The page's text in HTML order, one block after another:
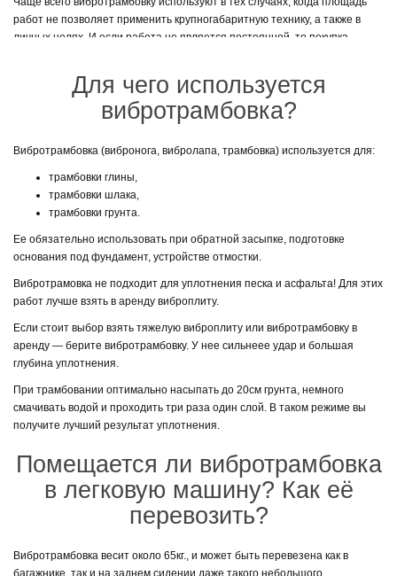
работ не позволяет применить крупногабаритную технику, а также в
личных целях. И если работа не является постоянной, то покупка
При выборе вибротрамбовки важно понять, что все агрегаты условно
идеально подойдут для сыпучих насыпей и грунтов;
с большой частой вибрирования и маленькой амплитудой
действия — выбираются при работе с грунтовыми смесями и
Арендуя технику, вы должны точно понимать, с какими насыпями вы
работаете и какой объем работы необходимо проделать. У проката
оборудования есть несколько основных преимуществ:
меньшая стоимость, если вам не нужна техника на постоянной
основе;
стоит больших денег.
Поэтому, решив поработать с вибротрамбовкой, самым выгодным
Взять вибротрамбовку в аренду
инструменты и специальное оборудование. У нас вы найдете большой
Для чего используется
вибротрамбовка?
Вибротрамбовка (вибронога, вибролапа, трамбовка) используется для:
трамбовки глины,
трамбовки шлака,
трамбовки грунта.
Ее обязательно использовать при обратной засыпке, подготовке
основания под фундамент, устройстве отмостки.
Вибротрамовка не подходит для уплотнения песка и асфальта! Для этих
работ лучше взять в аренду виброплиту.
Если стоит выбор взять тяжелую виброплиту или вибротрамбовку в
аренду — берите вибротрамбовку. У нее сильнеее удар и большая
глубина уплотнения.
При трамбовании оптимально насыпать до 20см грунта, немного
смачивать водой и проходить три раза один слой. В таком режиме вы
получите лучший результат уплотнения.
Помещается ли вибротрамбовка
в легковую машину? Как её
перевозить?
Вибротрамбовка весит около 65кг., и может быть перевезена как в